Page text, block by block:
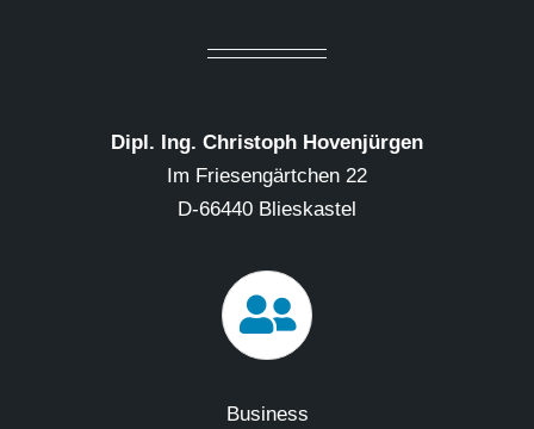
Dipl. Ing. Christoph Hovenjürgen
Im Friesengärtchen 22
D-66440 Blieskastel
Business